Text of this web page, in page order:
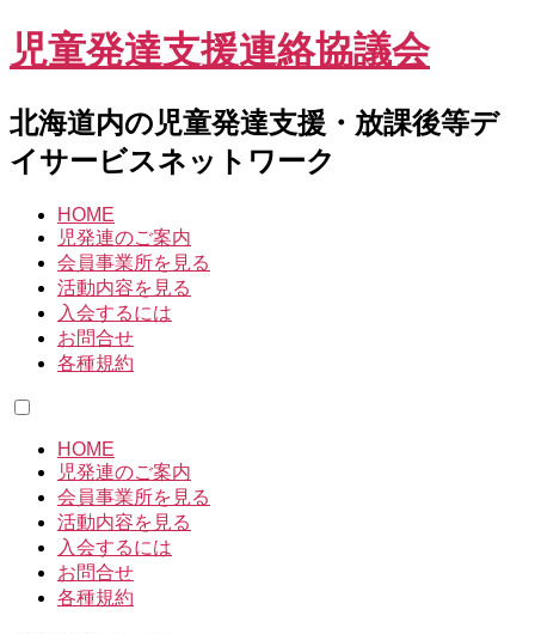
児童発達支援連絡協議会
北海道内の児童発達支援・放課後等デ
イサービスネットワーク
HOME
児発連のご案内
会員事業所を見る
活動内容を見る
入会するには
お問合せ
各種規約
HOME
児発連のご案内
会員事業所を見る
活動内容を見る
入会するには
お問合せ
各種規約